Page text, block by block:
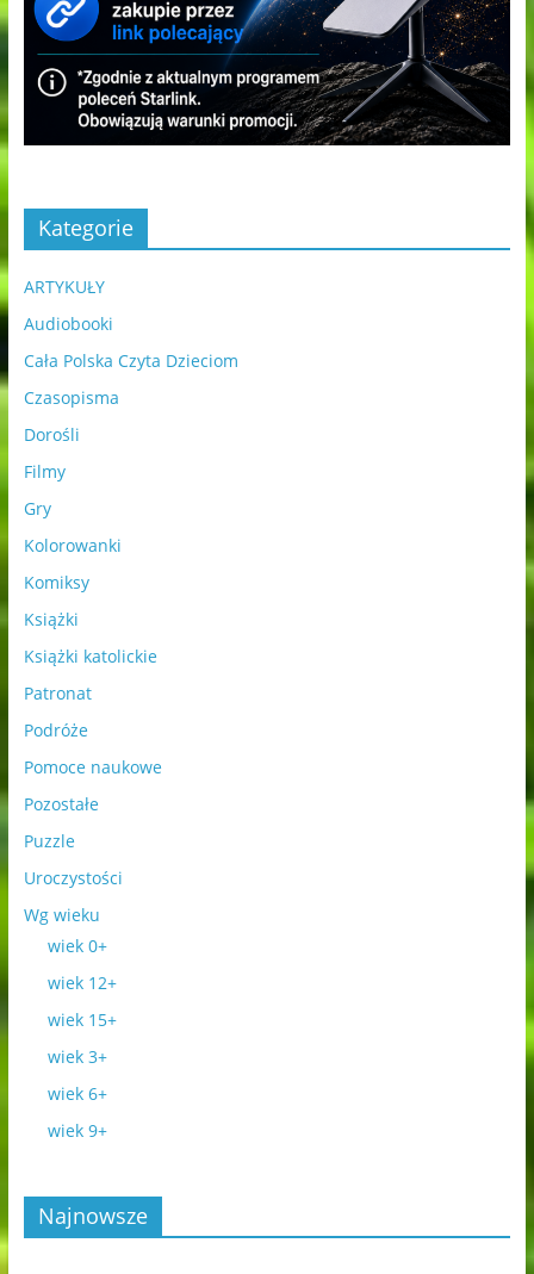
Kategorie
ARTYKUŁY
Audiobooki
Cała Polska Czyta Dzieciom
Czasopisma
Dorośli
Filmy
Gry
Kolorowanki
Komiksy
Książki
Książki katolickie
Patronat
Podróże
Pomoce naukowe
Pozostałe
Puzzle
Uroczystości
Wg wieku
wiek 0+
wiek 12+
wiek 15+
wiek 3+
wiek 6+
wiek 9+
Najnowsze